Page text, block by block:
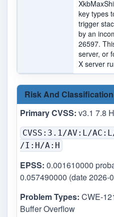
key types
trigger
by an
26597.
server, or
X server
Risk And Classification
Primary CVSS: v3.1 7.8
CVSS:3.1/AV:L/
/I:H/A:H
EPSS: 0.001610000
0.057490000 (date 2026-
Problem Types: CWE-
Buffer Overflow